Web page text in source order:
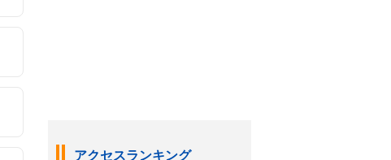
アクセスランキング